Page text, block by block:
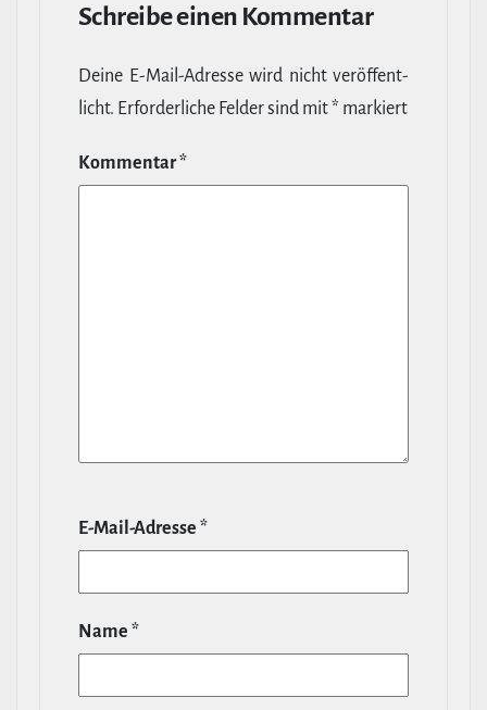
Schreibe einen Kommentar
Deine E‑Mail-​Adresse wird nicht ver­öf­fent­
licht. Erfor­der­liche Felder sind mit* markiert
Kommentar*
E‑Mail-​Adresse *
Name *